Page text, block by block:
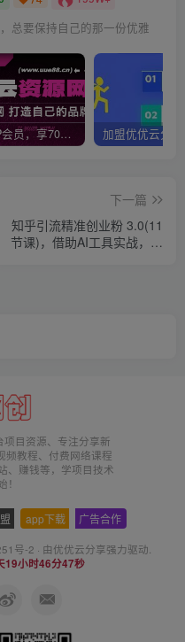
总要保持自己的那一份优雅
加入VIP会员，享70%的推广提成，免费学习多种网上创业课程，菜鸟秒变大神！
下一篇
知乎引流精准创业粉 3.0(11
节课)，借助AI工具实战，每
目资源、专注分享新
频教程、付费网络课程
、赚钱等，学项目技术
！
app下载 广告合作
号-2 · 由优优云分享强力驱动.
19小时46分47秒